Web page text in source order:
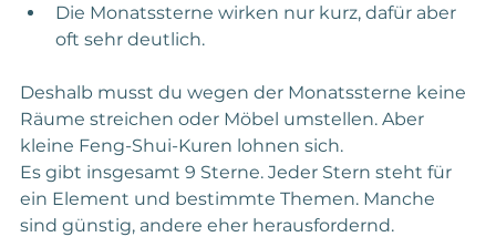
Die Monatssterne wirken nur kurz, dafür aber
oft sehr deutlich.
Deshalb musst du wegen der Monatssterne keine
Räume streichen oder Möbel umstellen. Aber
kleine Feng-Shui-Kuren lohnen sich.
Es gibt insgesamt 9 Sterne. Jeder Stern steht für
ein Element und bestimmte Themen. Manche
sind günstig, andere eher herausfordernd.